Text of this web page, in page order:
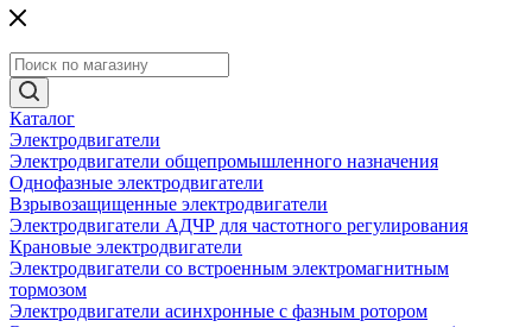
Каталог
Электродвигатели
Электродвигатели общепромышленного назначения
Однофазные электродвигатели
Взрывозащищенные электродвигатели
Электродвигатели АДЧР для частотного регулирования
Крановые электродвигатели
Электродвигатели со встроенным электромагнитным
тормозом
Электродвигатели асинхронные с фазным ротором